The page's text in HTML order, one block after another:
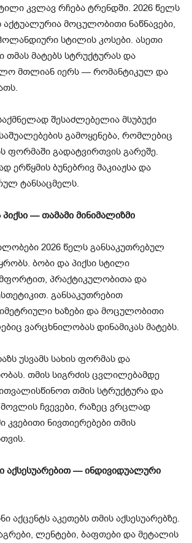
კვლავ რჩება ტრენდში. 2026 წელს
აქტუალურია მოცულობითი ნაწნავები,
სტილის კოსები. ასეთი
თმას მატებს სტრუქტურას და
მთლიან იერს — რომანტიკულ და
შესაძლებელია მსუბუქი
გამოყენება, რომლებიც
ფორმაში გადატვირთვის გარეშე.
ერწყმის ბუნებრივ მაკიაჟსა და
ტანსაცმელს.
— თამამი მინიმალიზმი
2026 წელს განსაკუთრებულ
ბობი და პიქსი სტილი
პრაქტიკულობითა და
განსაკუთრებით
ხაზები და მოცულობითი
ვარცხნილობას დინამიკას მატებს.
უსვამს სახის ფორმას და
თმის სიგრძის ცვლილებამდე
თმის სტრუქტურა და
ჩვევები, რაზეც ვრცლად
კვებითი ნივთიერებები თმის
აქსესუარებით — ინდივიდუალური
აქცენტს აკეთებს თმის აქსესუარებზე.
ლენტები, ბაფთები და მეტალის